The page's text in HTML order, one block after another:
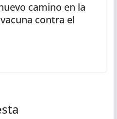
camino en la
contra el